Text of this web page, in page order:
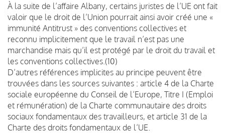
À la suite de l’affaire Albany, certains juristes de l’UE ont fait
valoir que le droit de l’Union pourrait ainsi avoir créé une «
immunité Antitrust » des conventions collectives et
reconnu implicitement que le travail n’est pas une
marchandise mais qu’il est protégé par le droit du travail et
les conventions collectives.(10)
D’autres références implicites au principe peuvent être
trouvées dans les sources suivantes : article 4 de la Charte
sociale européenne du Conseil de l’Europe, Titre I (Emploi
et rémunération) de la Charte communautaire des droits
sociaux fondamentaux des travailleurs, et article 31 de la
Charte des droits fondamentaux de l’UE.